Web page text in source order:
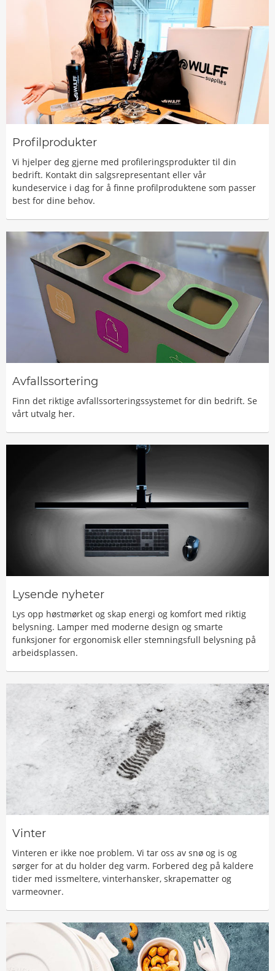
Profilprodukter
Vi hjelper deg gjerne med profileringsprodukter til din
bedrift. Kontakt din salgsrepresentant eller vår
kundeservice i dag for å finne profilproduktene som passer
best for dine behov.
Avfallssortering
Finn det riktige avfallssorteringssystemet for din bedrift. Se
vårt utvalg her.
Lysende nyheter
Lys opp høstmørket og skap energi og komfort med riktig
belysning. Lamper med moderne design og smarte
funksjoner for ergonomisk eller stemningsfull belysning på
arbeidsplassen.
Vinter
Vinteren er ikke noe problem. Vi tar oss av snø og is og
sørger for at du holder deg varm. Forbered deg på kaldere
tider med issmeltere, vinterhansker, skrapematter og
varmeovner.